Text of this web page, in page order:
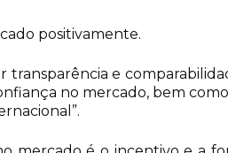
positivamente.
e
no mercado, bem